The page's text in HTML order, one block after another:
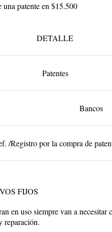
patente en $15.500
DETALLE
Patentes
Bancos
/Registro por la compra de
FIJOS
en uso siempre van a necesitar
reparación.